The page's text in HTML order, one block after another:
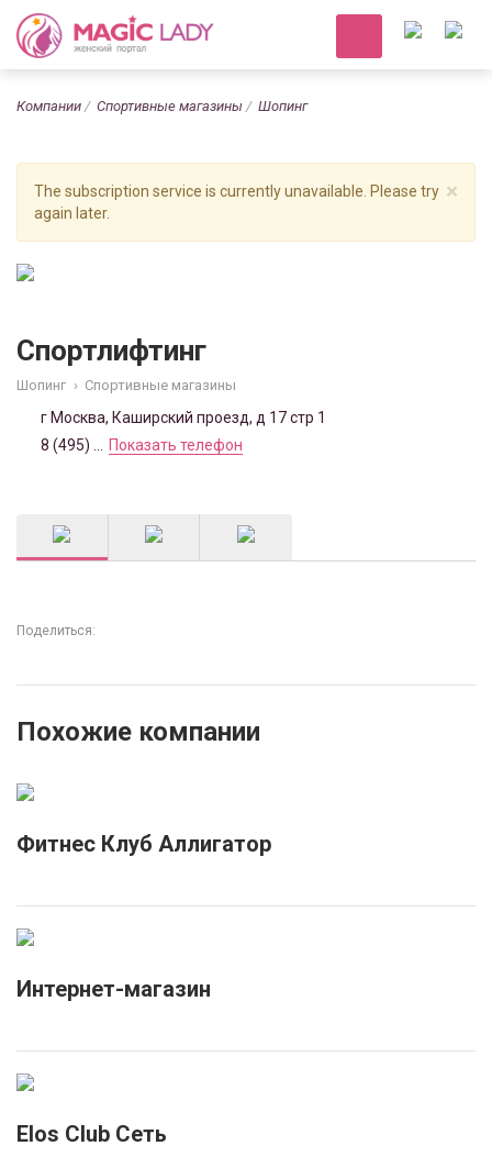
Компании Спортивные магазины Шопинг
×
The subscription service is currently unavailable. Please try
again later.
Спортлифтинг
Шопинг › Спортивные магазины
г Москва, Каширский проезд, д 17 стр 1
8 (495) ...
Показать телефон
Поделиться:
Похожие компании
Фитнес Клуб Аллигатор
Интернет-магазин
Elos Club Сеть